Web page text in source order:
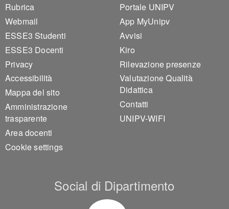
Footer 1
Rubrica
Webmail
ESSE3 Studenti
ESSE3 Docenti
Privacy
Accessibilità
Mappa del sito
Amministrazione
trasparente
Area docenti
Cookie settings
Footer 2
Portale UNIPV
App MyUnipv
Avvisi
Kiro
Rilevazione presenze
Valutazione Qualità
Didattica
Contatti
UNIPV-WIFI
Social di Dipartimento